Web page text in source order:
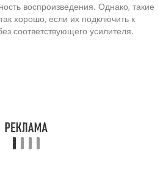
воспроизведения. Однако, такие
хорошо, если их подключить к
соответствующего усилителя.